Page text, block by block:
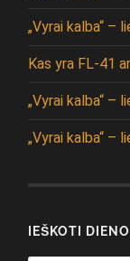
„Vyrai kalba“ –
Kas yra FL-41
„Vyrai kalba“ –
„Vyrai kalba“ –
IEŠKOTI